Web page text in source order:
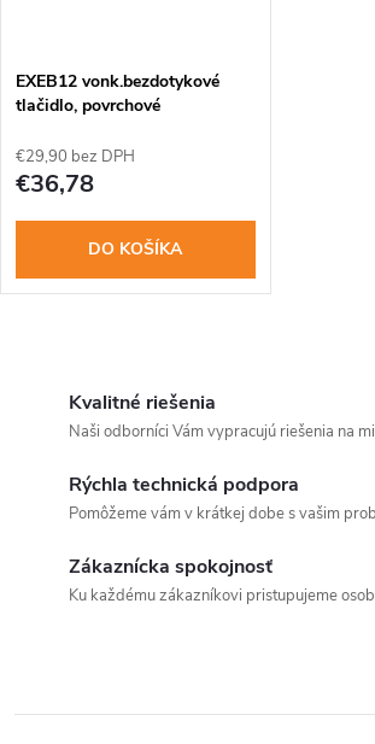
EXEB12 vonk.bezdotykové
tlačidlo, povrchové
€29,90 bez DPH
€36,78
DO KOŠÍKA
i
Kvalitné riešenia
Naši odborníci Vám vypracujú riešenia na
Rýchla technická podpora
Pomôžeme vám v krátkej dobe s vašim
Zákaznícka spokojnosť
Ku každému zákazníkovi pristupujeme